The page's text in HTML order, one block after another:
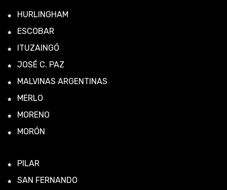
HURLINGHAM
ESCOBAR
ITUZAINGÓ
JOSÉ C. PAZ
MALVINAS ARGENTINAS
MERLO
MORENO
MORÓN
PILAR
SAN FERNANDO